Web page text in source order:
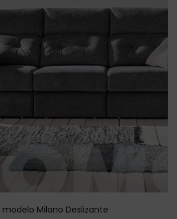
modelo Milano Deslizante